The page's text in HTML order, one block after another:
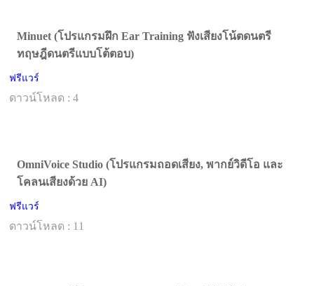
Minuet (โปรแกรมฝึก Ear Training ฟังเสียงโน้ตดนตรี
ทฤษฎีดนตรีแบบโต้ตอบ)
ฟรีแวร์
ดาวน์โหลด : 4
OmniVoice Studio (โปรแกรมถอดเสียง, พากย์วิดีโอ และ
โคลนเสียงด้วย AI)
ฟรีแวร์
ดาวน์โหลด : 11